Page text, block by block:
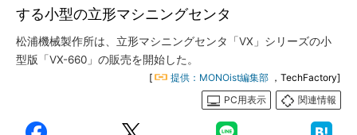
する小型の立形マシニングセンタ
松浦機械製作所は、立形マシニングセンタ「VX」シリーズの小
型版「VX-660」の販売を開始した。
[ 提供：MONOist編集部 ，TechFactory]
PC用表示
関連情報